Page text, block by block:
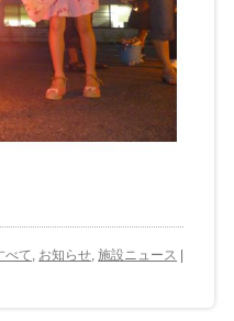
べて, お知らせ,施設ニュース